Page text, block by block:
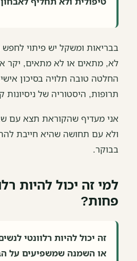
בבריאות ומשקל יש פיתוי
לא, מתאים או לא מתאים, יקר
החלטה טובה תלויה בסיכון
תרופות, היסטוריה של ניסיונות
אני מעדיף שהקוראת תצא עם
ולא עם תחושה שהיא חייבת
בבוקר.
למי זה יכול להיות
פחות?
זה יכול להיות רלוונטי
או השמנה שמשפיעים על